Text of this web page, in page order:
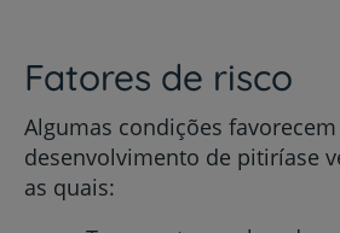
Fatores de risco
Algumas condições
desenvolvimento de pitiríase
as quais: